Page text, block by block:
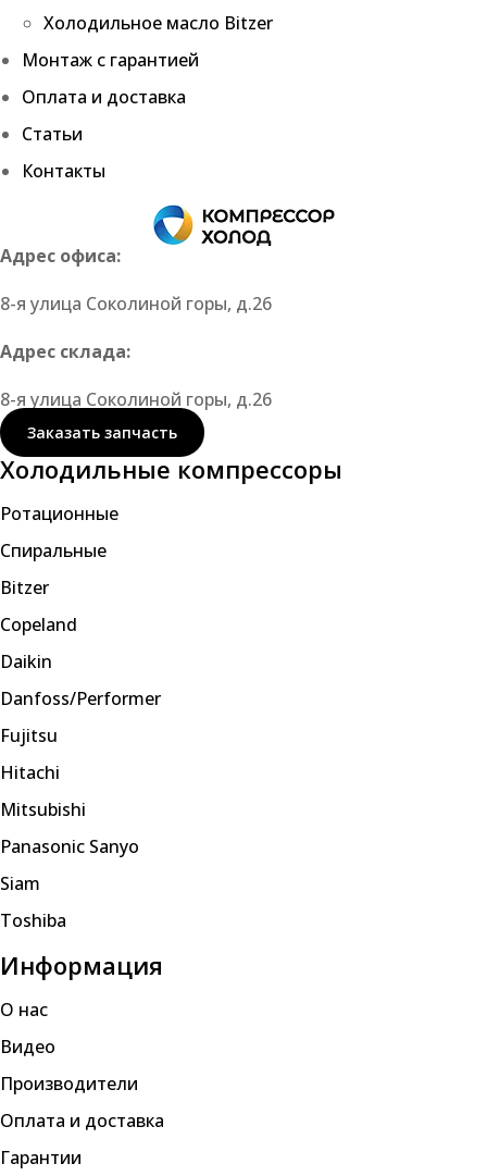
Холодильное масло Bitzer
Монтаж с гарантией
Оплата и доставка
Статьи
Контакты
Адрес офиса:
8-я улица Соколиной горы, д.26
Адрес склада:
8-я улица Соколиной горы, д.26
Заказать запчасть
Холодильные компрессоры
Ротационные
Спиральные
Bitzer
Copeland
Daikin
Danfoss/Performer
Fujitsu
Hitachi
Mitsubishi
Panasonic Sanyo
Siam
Toshiba
Информация
О нас
Видео
Производители
Оплата и доставка
Гарантии